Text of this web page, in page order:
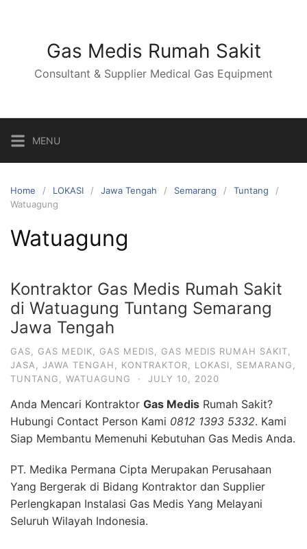
Gas Medis Rumah Sakit
Consultant & Supplier Medical Gas Equipment
MENU
Home LOKASI Jawa Tengah Semarang
Tuntang
Watuagung
Watuagung
Kontraktor Gas Medis Rumah Sakit
di Watuagung Tuntang Semarang
Jawa Tengah
GAS GAS MEDIK GAS MEDIS GAS MEDIS RUMAH SAKIT
JASA
JAWA TENGAH KONTRAKTOR LOKASI SEMARANG
TUNTANG
WATUAGUNG · JULY 10, 2020
Anda Mencari Kontraktor Gas Medis Rumah Sakit?
Hubungi Contact Person Kami 0812 1393 5332. Kami
Siap Membantu Memenuhi Kebutuhan Gas Medis Anda.
PT. Medika Permana Cipta Merupakan Perusahaan
Yang Bergerak di Bidang Kontraktor dan Supplier
Perlengkapan Instalasi Gas Medis Yang Melayani
Seluruh Wilayah Indonesia.